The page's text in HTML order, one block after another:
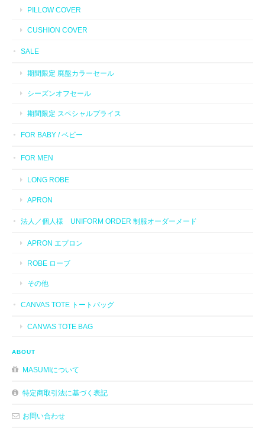
PILLOW COVER
CUSHION COVER
SALE
期間限定 廃盤カラーセール
シーズンオフセール
期間限定 スペシャルプライス
FOR BABY / ベビー
FOR MEN
LONG ROBE
APRON
法人／個人様 UNIFORM ORDER 制服オーダーメード
APRON エプロン
ROBE ローブ
その他
CANVAS TOTE トートバッグ
CANVAS TOTE BAG
ABOUT
MASUMIについて
特定商取引法に基づく表記
お問い合わせ